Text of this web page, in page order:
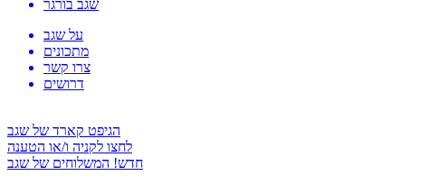
שגב בורגר
על שגב
מתכונים
צרו קשר
דרושים
הגיפט קארד של שגב
לחצו לקניה ו/או הטענה
חדש! המשלוחים של שגב